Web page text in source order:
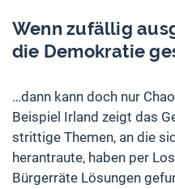
Wenn zufällig
die Demokratie
…dann kann doch nur
Beispiel Irland zeigt das
strittige Themen, an die
herantraute, haben per
Bürgerräte Lösungen